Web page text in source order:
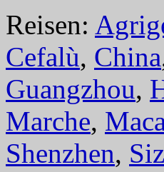
Reisen:
Cefalù, China
Guangzhou,
Marche,
Shenzhen,